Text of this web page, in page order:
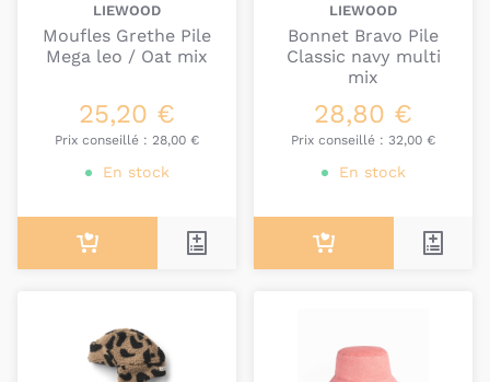
LIEWOOD
Moufles Grethe Pile
Mega leo / Oat mix
25,20 €
Prix conseillé : 28,00 €
En stock
LIEWOOD
Bonnet Bravo Pile
Classic navy multi
mix
28,80 €
Prix conseillé : 32,00 €
En stock